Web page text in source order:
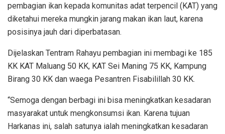
pembagian ikan kepada komunitas adat terpencil (KAT) yang
diketahui mereka mungkin jarang makan ikan laut, karena
posisinya jauh dari diperbatasan.
Dijelaskan Tentram Rahayu pembagian ini membagi ke 185
KK KAT Maluang 50 KK, KAT Sei Maning 75 KK, Kampung
Birang 30 KK dan waega Pesantren Fisabilillah 30 KK.
“Semoga dengan berbagi ini bisa meningkatkan kesadaran
masyarakat untuk mengkonsumsi ikan. Karena tujuan
Harkanas ini, salah satunya ialah meningkatkan kesadaran